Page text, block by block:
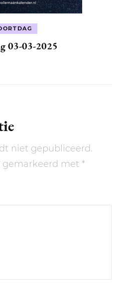
03-03-2025
niet gepubliceerd.
gemarkeerd met *